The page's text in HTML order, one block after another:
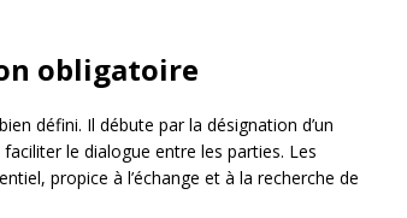
obligatoire
défini. Il débute par la désignation d’un
le dialogue entre les parties. Les
propice à l’échange et à la recherche de